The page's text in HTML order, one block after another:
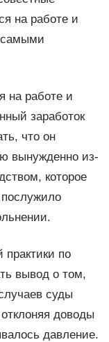
на работе и
самыми
на работе и
заработок
что он
вынужденно из-
которое
по
вывод о том,
суды
доводы
давление.